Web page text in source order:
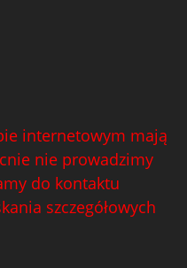
internetowym mają
nie prowadzimy
do kontaktu
szczegółowych